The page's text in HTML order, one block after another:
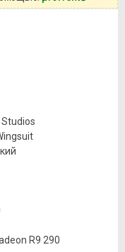
R9 290